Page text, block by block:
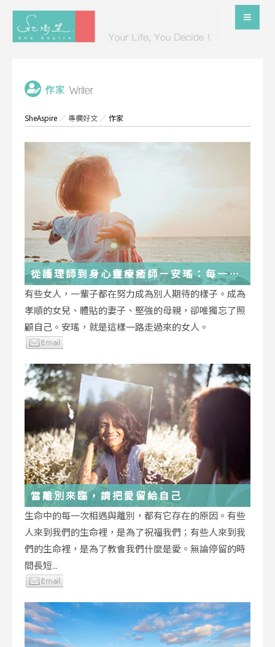
SheAspire ／專欄好文 ／作家
從護理師到身心靈療癒師－安瑤：每一段
低谷，都能成為重生的起點
有些女人，一輩子都在努力成為別人期待的樣子。成為
孝順的女兒、體貼的妻子、堅強的母親，卻唯獨忘了照
顧自己。安瑤，就是這樣一路走過來的女人。
當離別來臨，請把愛留給自己
生命中的每一次相遇與離別，都有它存在的原因。有些
人來到我們的生命裡，是為了祝福我們；有些人來到我
們的生命裡，是為了教會我們什麼是愛。無論停留的時
間長短...